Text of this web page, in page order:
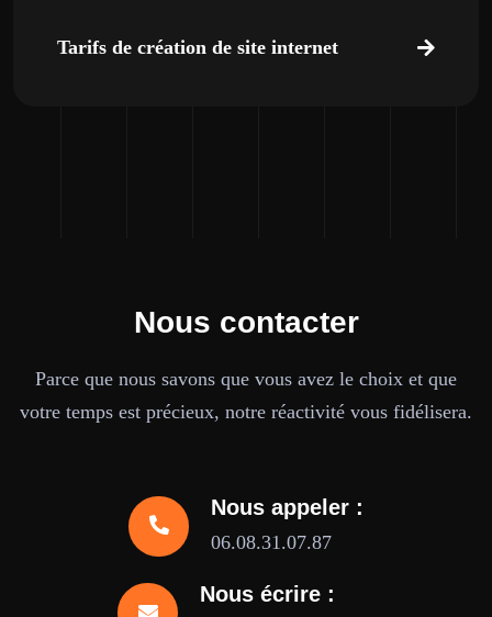
Tarifs de création de site internet
Nous contacter
Parce que nous savons que vous avez le choix et que
votre temps est précieux, notre réactivité vous fidélisera.
Nous appeler :
06.08.31.07.87
Nous écrire :